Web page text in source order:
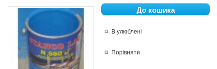
В улюблені
Порівняти